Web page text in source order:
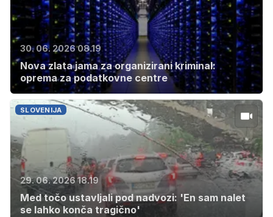
30. 06. 2026 08.19
Nova zlata jama za organizirani kriminal:
oprema za podatkovne centre
SLOVENIJA
29. 06. 2026 18.19
Med točo ustavljali pod nadvozi: 'En sam nalet
se lahko konča tragično'